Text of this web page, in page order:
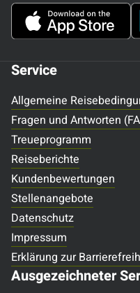
Service
Allgemeine
Fragen und Antworten
Treueprogramm
Reiseberichte
Kundenbewertungen
Stellenangebote
Datenschutz
Impressum
Erklärung zur
Ausgezeichneter